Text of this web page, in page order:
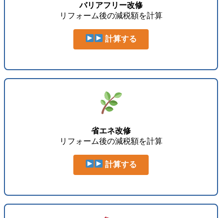
バリアフリー改修
リフォーム後の減税額を計算
計算する
省エネ改修
リフォーム後の減税額を計算
計算する